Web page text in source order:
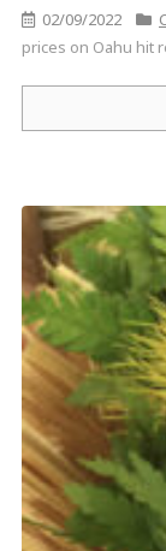
02/09/2022
prices on Oahu hit